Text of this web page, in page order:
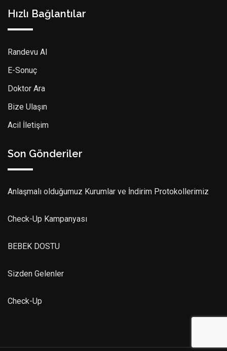
Hızlı Bağlantılar
Randevu Al
E-Sonuç
Doktor Ara
Bize Ulaşın
Acil İletişim
Son Gönderiler
Anlaşmalı olduğumuz Kurumlar ve İndirim Protokollerimiz
Check-Up Kampanyası
BEBEK DOSTU
Sizden Gelenler
Check-Up